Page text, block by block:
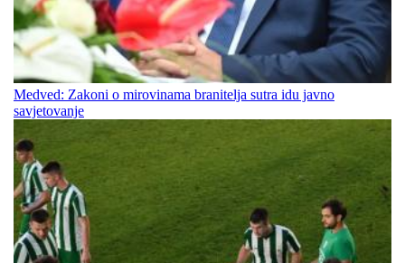
Medved: Zakoni o mirovinama branitelja sutra idu javno
savjetovanje